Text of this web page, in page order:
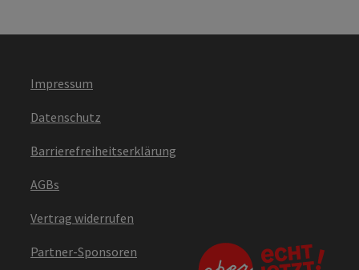
Impressum
Datenschutz
Barrierefreiheitserklärung
AGBs
Vertrag widerrufen
Partner-Sponsoren